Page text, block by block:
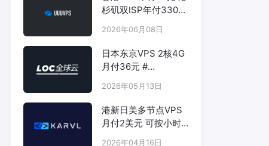
杉矶双ISP年付330元
2026年06月08日
日本东京VPS 2核4G
月付36元 #
2026年05月13日
港新日美多节点VPS
月付2美元 可按小时
2026年04月16日